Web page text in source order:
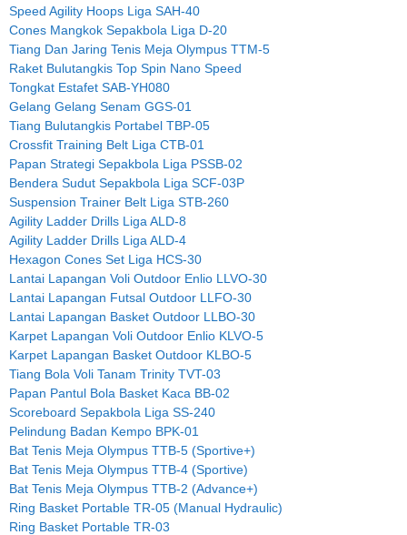
Speed Agility Hoops Liga SAH-40
Cones Mangkok Sepakbola Liga D-20
Tiang Dan Jaring Tenis Meja Olympus TTM-5
Raket Bulutangkis Top Spin Nano Speed
Tongkat Estafet SAB-YH080
Gelang Gelang Senam GGS-01
Tiang Bulutangkis Portabel TBP-05
Crossfit Training Belt Liga CTB-01
Papan Strategi Sepakbola Liga PSSB-02
Bendera Sudut Sepakbola Liga SCF-03P
Suspension Trainer Belt Liga STB-260
Agility Ladder Drills Liga ALD-8
Agility Ladder Drills Liga ALD-4
Hexagon Cones Set Liga HCS-30
Lantai Lapangan Voli Outdoor Enlio LLVO-30
Lantai Lapangan Futsal Outdoor LLFO-30
Lantai Lapangan Basket Outdoor LLBO-30
Karpet Lapangan Voli Outdoor Enlio KLVO-5
Karpet Lapangan Basket Outdoor KLBO-5
Tiang Bola Voli Tanam Trinity TVT-03
Papan Pantul Bola Basket Kaca BB-02
Scoreboard Sepakbola Liga SS-240
Pelindung Badan Kempo BPK-01
Bat Tenis Meja Olympus TTB-5 (Sportive+)
Bat Tenis Meja Olympus TTB-4 (Sportive)
Bat Tenis Meja Olympus TTB-2 (Advance+)
Ring Basket Portable TR-05 (Manual Hydraulic)
Ring Basket Portable TR-03